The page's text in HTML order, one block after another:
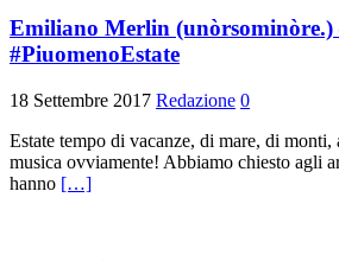
Emiliano Merlin (unòrsominòre.)
#PiuomenoEstate
18 Settembre 2017 Redazione 0
Estate tempo di vacanze, di mare, di
musica ovviamente! Abbiamo chiesto agli
hanno […]